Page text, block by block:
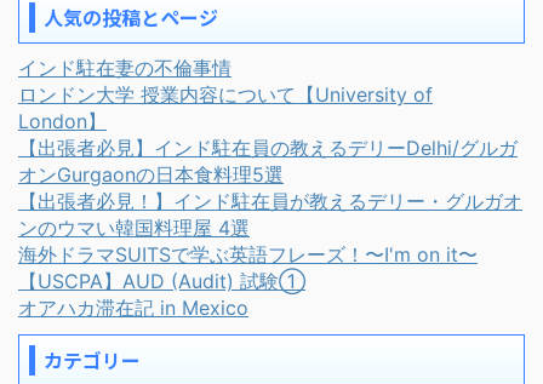
人気の投稿とページ
インド駐在妻の不倫事情
ロンドン大学 授業内容について【University of
London】
【出張者必見】インド駐在員の教えるデリーDelhi/グルガ
オンGurgaonの日本食料理5選
【出張者必見！】インド駐在員が教えるデリー・グルガオ
ンのウマい韓国料理屋 4選
海外ドラマSUITSで学ぶ英語フレーズ！〜I'm on it〜
【USCPA】AUD (Audit) 試験①
オアハカ滞在記 in Mexico
カテゴリー